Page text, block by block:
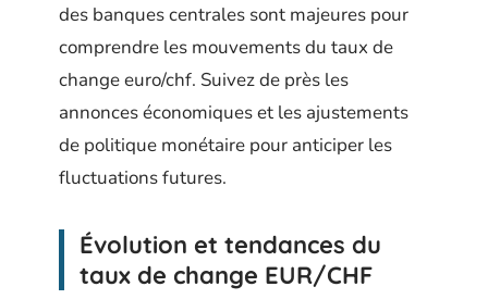
des banques centrales sont majeures pour
comprendre les mouvements du taux de
change euro/chf. Suivez de près les
annonces économiques et les ajustements
de politique monétaire pour anticiper les
fluctuations futures.
Évolution et tendances du
taux de change EUR/CHF